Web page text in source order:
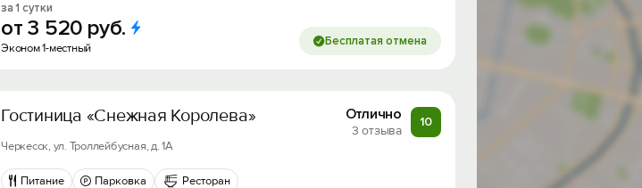
за 1 сутки
от3 520 руб.
Эконом 1-местный Бесплатая отмена
Гостиница «Снежная Королева» Отлично
3 отзыва
10
Черкесск, ул. Троллейбусная, д. 1А
Питание Парковка Ресторан